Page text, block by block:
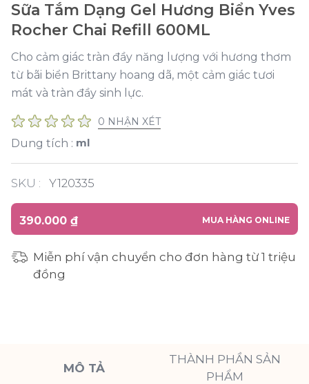
Sữa Tắm Dạng Gel Hương Biển Yves
Rocher Chai Refill 600ML
Cho cảm giác tràn đầy năng lượng với hương thơm
từ bãi biển Brittany hoang dã, một cảm giác tươi
mát và tràn đầy sinh lực.
0 NHẬN XÉT
Dung tích : ml
SKU : Y120335
390.000 ₫ MUA HÀNG ONLINE
Miễn phí vận chuyển cho đơn hàng từ 1 triệu
đồng
MÔ TẢ
THÀNH PHẦN SẢN
PHẨM